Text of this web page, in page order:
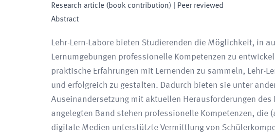
Research article (book contribution) | Peer reviewed
Abstract
Lehr-Lern-Labore bieten Studierenden die Möglichkeit, in
Lernumgebungen professionelle Kompetenzen zu
praktische Erfahrungen mit Lernenden zu sammeln, Lehr-
und erfolgreich zu gestalten. Dadurch bieten sie unter
Auseinandersetzung mit aktuellen Herausforderungen
angelegten Band stehen professionelle Kompetenzen, die
digitale Medien unterstützte Vermittlung von